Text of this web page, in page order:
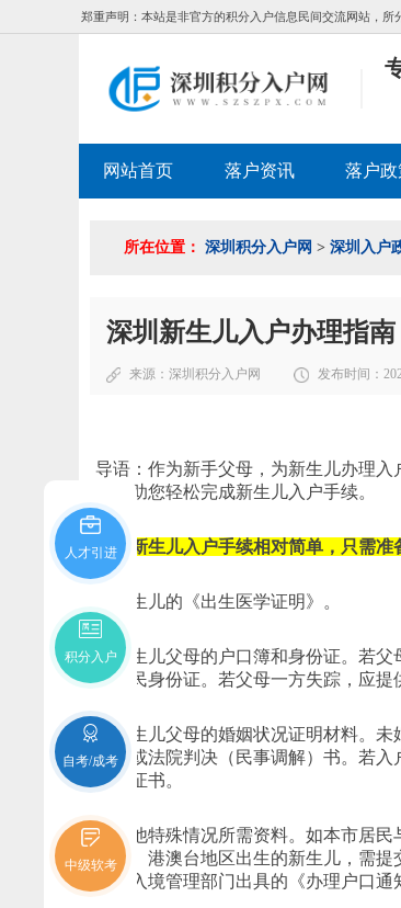
郑重声明：本站是非官方的积分入户信息民间交流网站，
网站首页 落户资讯 落户政
所在位置： 深圳积分入户网 > 深圳入户
深圳新生儿入户办理指
来源：深圳积分入户网 发布时间：
导语：作为新手父母，为新生儿办理
程，助您轻松完成新生儿入户手续。
深圳新生儿入户手续相对简单，只需准
1. 新生儿的《出生医学证明》。
2. 新生儿父母的户口簿和身份证。若
和居民身份证。若父母一方失踪，应提
3. 新生儿父母的婚姻状况证明材料。
议书或法院判决（民事调解）书。若
的公证书。
4. 其他特殊情况所需资料。如本市居
知》。港澳台地区出生的新生儿，需
交出入境管理部门出具的《办理户口
人才引进
积分入户
自考/成考
中级软考